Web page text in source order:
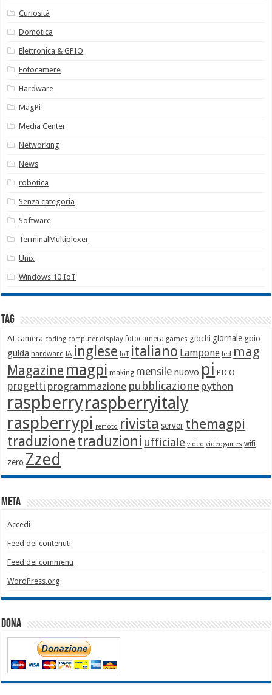
Curiosità
Domotica
Elettronica & GPIO
Fotocamere
Hardware
MagPi
Media Center
Networking
News
robotica
Senza categoria
Software
TerminalMultiplexer
Unix
Windows 10 IoT
Tag
AI camera coding computer display fotocamera games giochi giornale gpio
guida hardware IA inglese IoT italiano Lampone led mag
Magazine magpi making mensile nuovo pi PICO
progetti programmazione pubblicazione python
raspberryraspberryitaly
raspberrypi remoto rivista server themagpi
traduzionetraduzioni ufficiale video videogames wifi
zero Zzed
Meta
Accedi
Feed dei contenuti
Feed dei commenti
WordPress.org
Dona